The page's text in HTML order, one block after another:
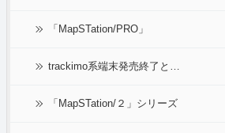
「MapSTation/PRO」
trackimo系端末発売終了と…
「MapSTation/２」シリーズ